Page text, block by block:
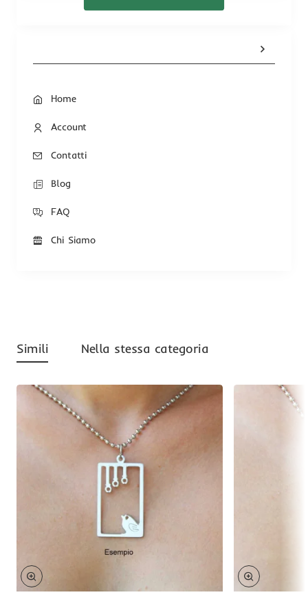
Home
Account
Contatti
Blog
FAQ
Chi Siamo
Simili Nella stessa categoria